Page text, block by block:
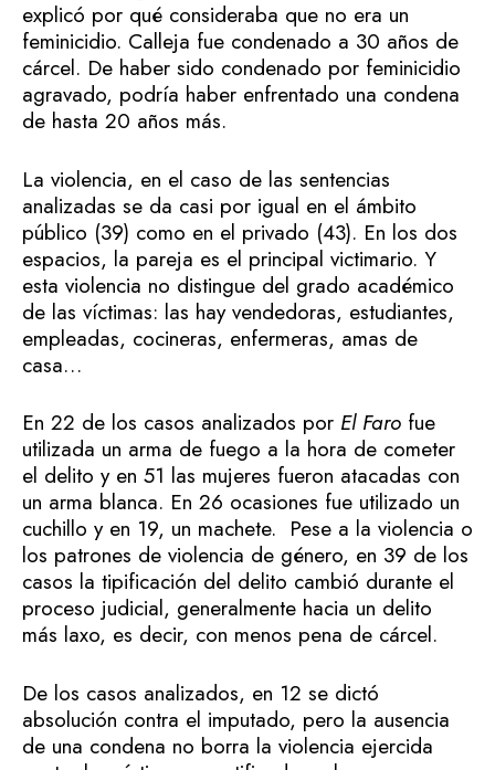
explicó por qué consideraba que no era un
feminicidio. Calleja fue condenado a 30 años de
cárcel. De haber sido condenado por feminicidio
agravado, podría haber enfrentado una condena
de hasta 20 años más.
La violencia, en el caso de las sentencias
analizadas se da casi por igual en el ámbito
público (39) como en el privado (43). En los dos
espacios, la pareja es el principal victimario. Y
esta violencia no distingue del grado académico
de las víctimas: las hay vendedoras, estudiantes,
empleadas, cocineras, enfermeras, amas de
casa…
En 22 de los casos analizados por El Faro fue
utilizada un arma de fuego a la hora de cometer
el delito y en 51 las mujeres fueron atacadas con
un arma blanca. En 26 ocasiones fue utilizado un
cuchillo y en 19, un machete. Pese a la violencia o
los patrones de violencia de género, en 39 de los
casos la tipificación del delito cambió durante el
proceso judicial, generalmente hacia un delito
más laxo, es decir, con menos pena de cárcel.
De los casos analizados, en 12 se dictó
absolución contra el imputado, pero la ausencia
de una condena no borra la violencia ejercida